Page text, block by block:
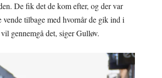
De fik det de kom efter, og der var
tilbage med hvornår de gik ind i
gennemgå det, siger Gulløv.